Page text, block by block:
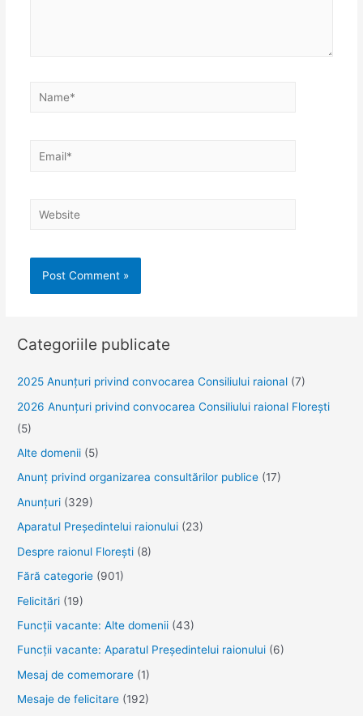
Name*
Email*
Website
Categoriile publicate
2025 Anunţuri privind convocarea Consiliului raional (7)
2026 Anunțuri privind convocarea Consiliului raional Florești
(5)
Alte domenii (5)
Anunţ privind organizarea consultărilor publice (17)
Anunţuri (329)
Aparatul Preşedintelui raionului (23)
Despre raionul Floreşti (8)
Fără categorie (901)
Felicitări (19)
Funcţii vacante: Alte domenii (43)
Funcții vacante: Aparatul Președintelui raionului (6)
Mesaj de comemorare (1)
Mesaje de felicitare (192)